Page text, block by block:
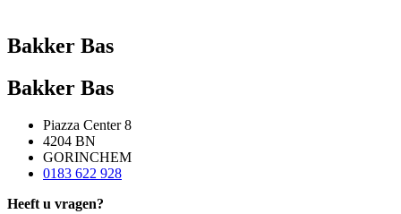
Bakker Bas
Bakker Bas
Piazza Center 8
4204 BN
GORINCHEM
0183 622 928
Heeft u vragen?